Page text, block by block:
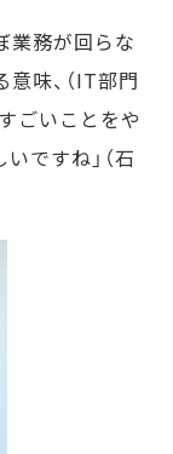
業務が回らな
味、（IT部門
ごいことをや
ですね」（石